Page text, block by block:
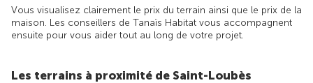
Vous visualisez clairement le prix du terrain ainsi que le prix de la
maison. Les conseillers de Tanaïs Habitat vous accompagnent
ensuite pour vous aider tout au long de votre projet.
Les terrains à proximité de Saint-Loubès